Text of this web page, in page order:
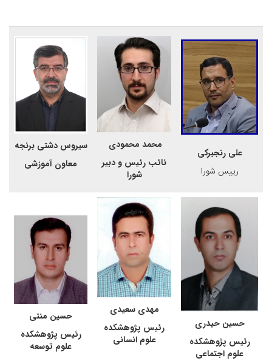
علی رنجبرکی
رییس شورا
محمد محمودی
نائب رئیس و دبیر
شورا
سیروس دشتی برنجه
معاون آموزشی
حسین حیدری
رئیس پژوهشکده
علوم اجتماعی
مهدی سعیدی
رئیس پژوهشکده
علوم انسانی
حسین منتی
رئیس پژوهشکده
علوم توسعه